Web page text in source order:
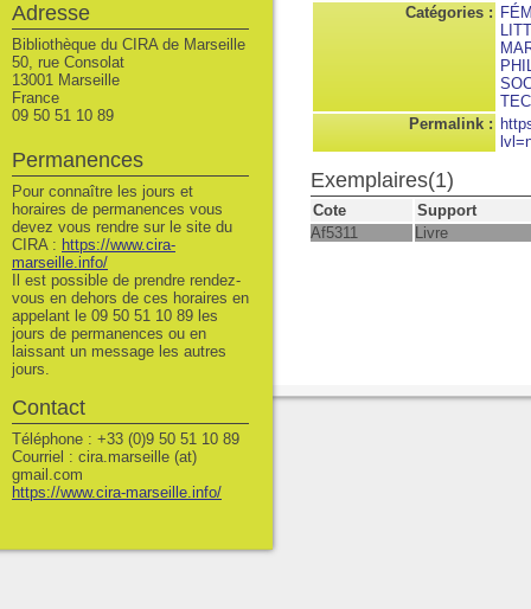
Catégories :
Permalink :
Exemplaires(1)
Cote
Support
Af5311
Livre
Adresse
Bibliothèque du CIRA de Marseille
50, rue Consolat
13001 Marseille
France
09 50 51 10 89
Permanences
Pour connaître les jours et
horaires de permanences vous
devez vous rendre sur le site du
CIRA : https://www.cira-
marseille.info/
Il est possible de prendre rendez-
vous en dehors de ces horaires en
appelant le 09 50 51 10 89 les
jours de permanences ou en
laissant un message les autres
jours.
Contact
Téléphone : +33 (0)9 50 51 10 89
Courriel : cira.marseille (at)
gmail.com
https://www.cira-marseille.info/